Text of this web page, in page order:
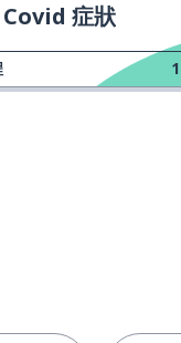
Covid 症狀